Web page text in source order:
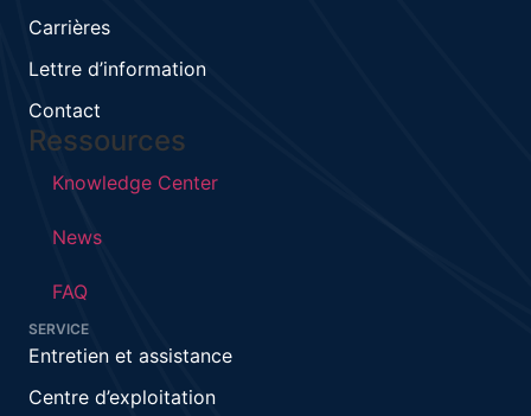
Carrières
Lettre d’information
Contact
Ressources
Knowledge Center
News
FAQ
SERVICE
Entretien et assistance
Centre d’exploitation